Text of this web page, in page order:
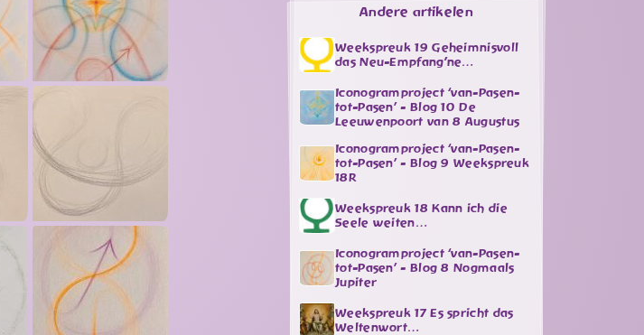
Andere artikelen
Weekspreuk 19 Geheimnisvoll
das Neu-Empfang'ne…
Iconogramproject ‘van-Pasen-
tot-Pasen’ - Blog 10 De
Leeuwenpoort van 8 Augustus
Iconogramproject ‘van-Pasen-
tot-Pasen’ - Blog 9 Weekspreuk
18R
Weekspreuk 18 Kann ich die
Seele weiten…
Iconogramproject ‘van-Pasen-
tot-Pasen’ - Blog 8 Nogmaals
Jupiter
Weekspreuk 17 Es spricht das
Weltenwort…